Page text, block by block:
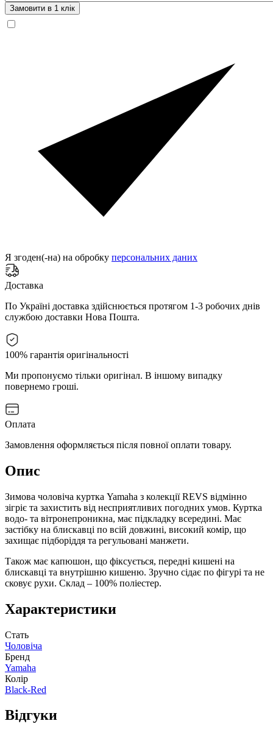
Замовити в 1 клік
Я згоден(-на) на обробку персональних даних
Доставка
По Україні доставка здійснюється протягом 1-3 робочих днів
службою доставки Нова Пошта.
100% гарантія оригінальності
Ми пропонуємо тільки оригінал. В іншому випадку
повернемо гроші.
Оплата
Замовлення оформляється після повної оплати товару.
Опис
Зимова чоловіча куртка Yamaha з колекції REVS відмінно
зігріє та захистить від несприятливих погодних умов. Куртка
водо- та вітронепроникна, має підкладку всередині. Має
застібку на блискавці по всій довжині, високий комір, що
захищає підборіддя та регульовані манжети.
Також має капюшон, що фіксується, передні кишені на
блискавці та внутрішню кишеню. Зручно сідає по фігурі та не
сковує рухи. Склад – 100% поліестер.
Характеристики
Стать
Чоловіча
Бренд
Yamaha
Колір
Black-Red
Відгуки